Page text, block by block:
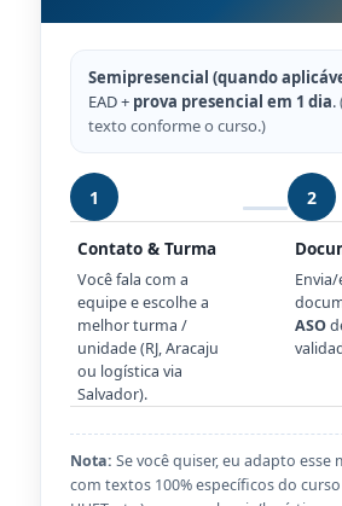
Semipresencial (quando
EAD + prova presencial em 1 dia.
texto conforme o curso.)
1 2
Contato & Turma
Você fala com a
equipe e escolhe a
melhor turma /
unidade (RJ, Aracaju
ou logística via
Salvador).
ASO
Nota: Se você quiser, eu adapto esse
com textos 100% específicos do curso